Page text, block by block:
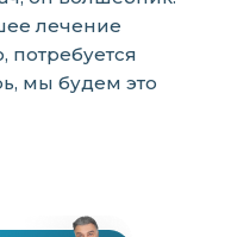
лечение
потребуется
мы будем это